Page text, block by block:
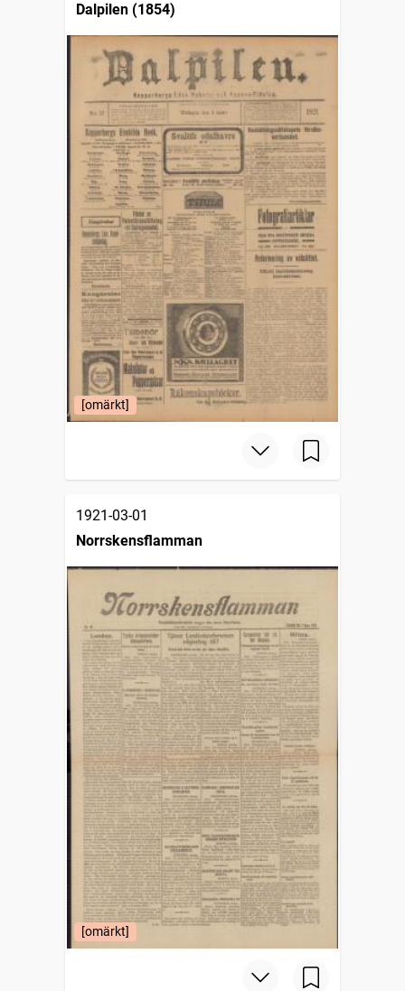
Dalpilen (1854)
[omärkt]
1921-03-01
Norrskensflamman
[omärkt]